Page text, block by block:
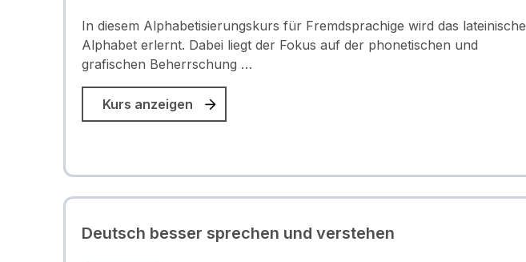
In diesem Alphabetisierungskurs für Fremdsprachige wird das lateinische
Alphabet erlernt. Dabei liegt der Fokus auf der phonetischen und
grafischen Beherrschung …
Kurs anzeigen
Deutsch besser sprechen und verstehen